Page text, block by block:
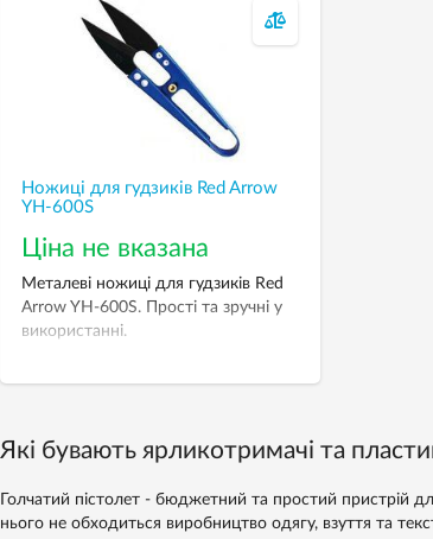
Ножиці для гудзиків Red Arrow
YH-600S
Ціна не вказана
Металеві ножиці для гудзиків Red
Arrow YH-600S. Прості та зручні у
використанні.
Які бувають ярликотримачі та
Голчатий пістолет - бюджетний та простий пристрій
нього не обходиться виробництво одягу, взуття та